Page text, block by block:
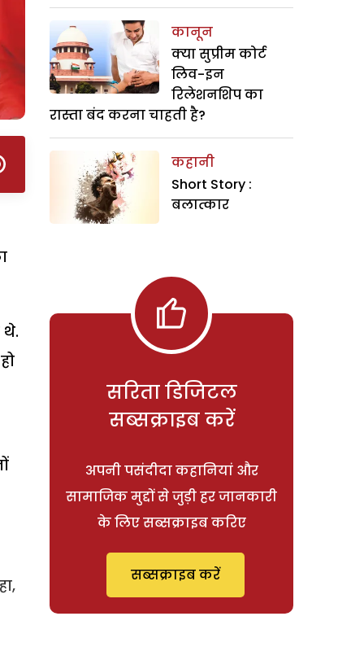
कानून
क्या सुप्रीम कोर्ट
लिव-इन
रिलेशनशिप का
रास्ता बंद करना चाहती है?
कहानी
Short Story :
बलात्कार
सरिता डिजिटल
सब्सक्राइब करें
अपनी पसंदीदा कहानियां और
सामाजिक मुद्दों से जुड़ी हर जानकारी
के लिए सब्सक्राइब करिए
सब्सक्राइब करें